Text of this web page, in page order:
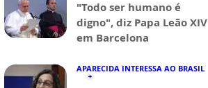
"Todo ser humano é
digno", diz Papa Leão XIV
em Barcelona
APARECIDA INTERESSA AO BRASIL